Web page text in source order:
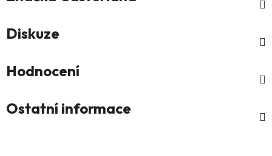
Diskuze
Hodnocení
Ostatní informace